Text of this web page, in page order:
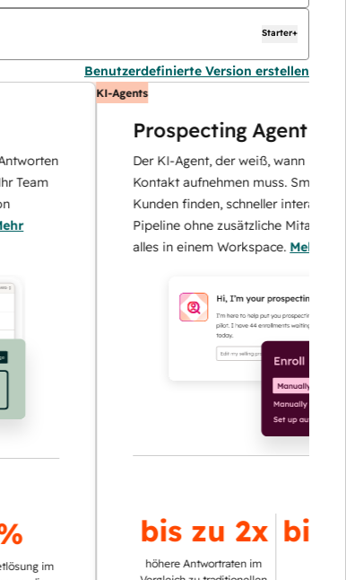
Starter+
Benutzerdefinierte Version erstellen
KI-Agents
Prospecting Agent
Der KI-Agent, der weiß, wann und wie er
Kontakt aufnehmen muss. Smarter
Kunden finden, schneller interagieren und
Pipeline ohne zusätzliche Mitarbeiter
alles in einem Workspace.Mehr erfahren
bis zu2x
höhere Antwortraten im
bis zu